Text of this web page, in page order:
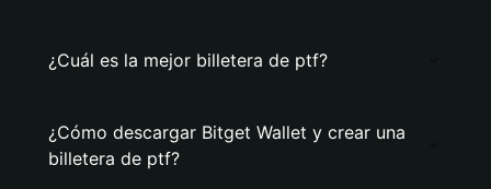
¿Cuál es la mejor billetera de ptf?
¿Cómo descargar Bitget Wallet y crear una
billetera de ptf?